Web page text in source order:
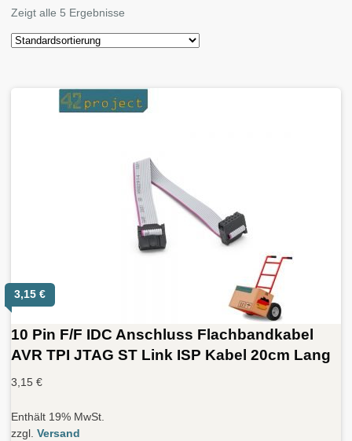
Zeigt alle 5 Ergebnisse
3,15 €
10 Pin F/F IDC Anschluss Flachbandkabel
AVR TPI JTAG ST Link ISP Kabel 20cm Lang
3,15 €
Enthält 19% MwSt.
zzgl. Versand